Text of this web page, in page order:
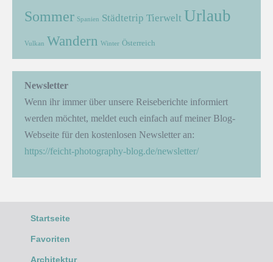
Sommer Spanien Städtetrip Tierwelt Urlaub
Vulkan Wandern Winter Österreich
Newsletter
Wenn ihr immer über unsere Reiseberichte informiert
werden möchtet, meldet euch einfach auf meiner Blog-
Webseite für den kostenlosen Newsletter an:
https://feicht-photography-blog.de/newsletter/
Startseite
Favoriten
Architektur